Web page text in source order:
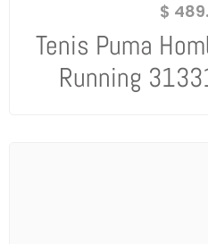
$
Tenis Puma
Running